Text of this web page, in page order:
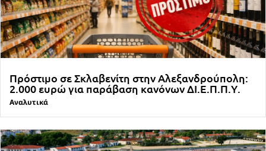
Πρόστιμο σε Σκλαβενίτη στην Αλεξανδρούπολη:
2.000 ευρώ για παράβαση κανόνων ΔΙ.Ε.Π.Π.Υ.
Αναλυτικά